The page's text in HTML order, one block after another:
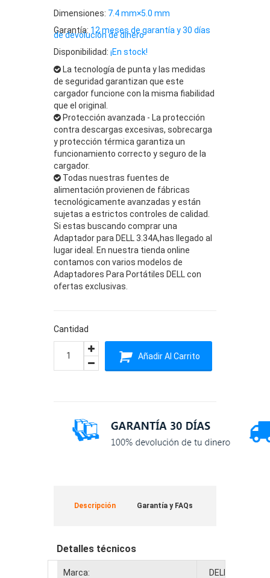
Dimensiones: 7.4 mm×5.0 mm
Garantía: 12 meses de garantía y 30 días
de devolución de dinero
Disponibilidad: ¡En stock!
La tecnología de punta y las medidas
de seguridad garantizan que este
cargador funcione con la misma fiabilidad
que el original.
Protección avanzada - La protección
contra descargas excesivas, sobrecarga
y protección térmica garantiza un
funcionamiento correcto y seguro de la
cargador.
Todas nuestras fuentes de
alimentación provienen de fábricas
tecnológicamente avanzadas y están
sujetas a estrictos controles de calidad.
Si estas buscando comprar una
Adaptador para DELL 3.34A,has llegado al
lugar ideal. En nuestra tienda online
contamos con varios modelos de
Adaptadores Para Portátiles DELL con
ofertas exclusivas.
Cantidad
Añadir Al Carrito
Descripción Garantía y FAQs
Detalles técnicos
Marca: DELL